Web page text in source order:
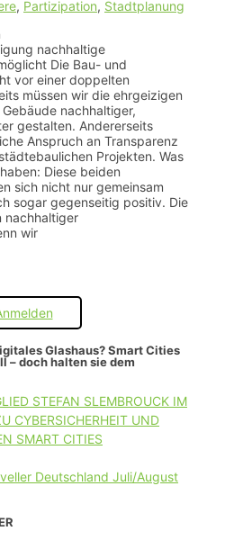
, Partizipation, Stadtplanung
nachhaltige
Die Bau- und
vor einer doppelten
müssen wir die ehrgeizigen
nachhaltiger,
gestalten. Andererseits
Anspruch an Transparenz
Projekten. Was
Diese beiden
sich nicht nur gemeinsam
sogar gegenseitig positiv. Die
nachhaltiger
wir
Glashaus? Smart Cities
– doch halten sie dem
STEFAN SLEMBROUCK IM
CYBERSICHERHEIT UND
SMART CITIES